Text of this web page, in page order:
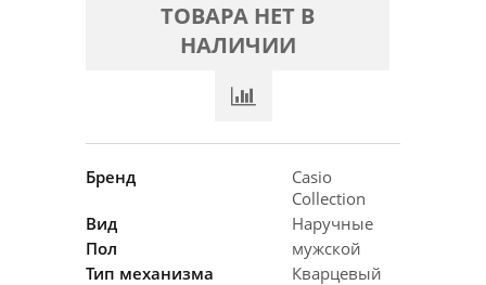
ТОВАРА НЕТ В
НАЛИЧИИ
Бренд
Casio
Collection
Вид
Наручные
Пол
мужской
Тип механизма
Кварцевый